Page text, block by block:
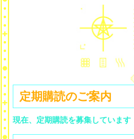
定期購読のご案内
現在、定期購読を募集しています